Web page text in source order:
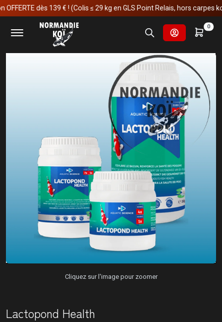
dès 139 € ! (Colis ≤ 29 kg en GLS Point Relais, hors carpes koï)
0
Accueil Matériels
Probiotiques et bactéries lactiques.
Lactopond Health
Cliquez sur l'image pour zoomer
Lactopond Health